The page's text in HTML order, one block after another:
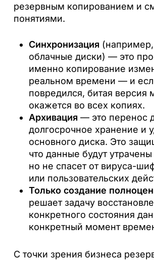
резервным копированием и
понятиями.
Синхронизация
облачные диски) — это
именно копирование
реальном времени — и
повредился, битая версия
окажется во всех копиях.
Архивация — это перенос
долгосрочное хранение и
основного диска. Это
что данные будут
но не спасет от вируса-
или пользовательских
Только создание
решает задачу
конкретного состояния
конкретный момент
С точки зрения бизнеса